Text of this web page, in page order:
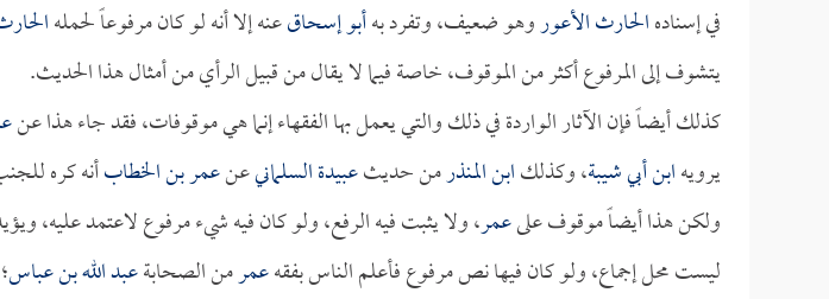
في إسنادهالحارث الأعوروهو ضعيف، وتفرد بهأبو إسحاقعنه إلا أنه لو كان مرفوعاً لحمله
يتشوف إلى المرفوع أكثر من الموقوف، خاصة فيما لا يقال من قبيل الرأي من أمثال هذا الحديث.
كذلك أيضاً فإن الآثار الواردة في ذلك والتي يعمل بها الفقهاء إنما هي موقوفات، فقد جاء هذا عن
يرويهابن أبي شيبة، وكذلكابن المنذرمن حديثعبيدة السلمانيعنعمر بن الخطابأنه كره
ولكن هذا أيضاً موقوف علىعمر، ولا يثبت فيه الرفع، ولو كان فيه شيء مرفوع لاعتمد عليه،
ليست محل إجماع، ولو كان فيها نص مرفوع فأعلم الناس بفقهعمرمن الصحابةعبد الله بن عباس